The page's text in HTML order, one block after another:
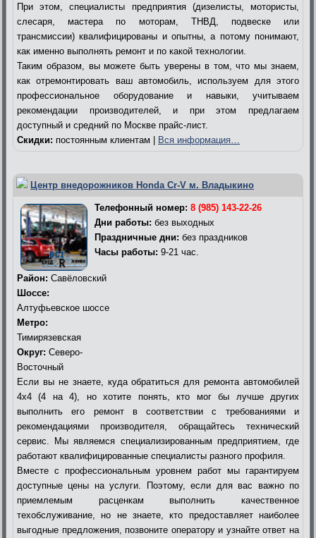
При этом, специалисты предприятия (дизелисты, мотористы,
слесаря, мастера по моторам, ТНВД, подвеске или
трансмиссии) квалифицированы и опытны, а потому понимают,
как именно выполнять ремонт и по какой технологии.
Таким образом, вы можете быть уверены в том, что мы знаем,
как отремонтировать ваш автомобиль, используем для этого
профессиональное оборудование и навыки, учитываем
рекомендации производителей, и при этом предлагаем
доступный и средний по Москве прайс-лист.
Скидки: постоянным клиентам | Вся информация…
Центр внедорожников Honda Cr-V м. Владыкино
Телефонный номер: 8 (985) 143-22-26
Дни работы: без выходных
Праздничные дни: без праздников
Часы работы: 9-21 час.
Район: Савёловский
Шоссе:
Алтуфьевское шоссе
Метро:
Тимирязевская
Округ: Северо-
Восточный
Если вы не знаете, куда обратиться для ремонта автомобилей
4х4 (4 на 4), но хотите понять, кто мог бы лучше других
выполнить его ремонт в соответствии с требованиями и
рекомендациями производителя, обращайтесь технический
сервис. Мы являемся специализированным предприятием, где
работают квалифицированные специалисты разного профиля.
Вместе с профессиональным уровнем работ мы гарантируем
доступные цены на услуги. Поэтому, если для вас важно по
приемлемым расценкам выполнить качественное
техобслуживание, но не знаете, кто предоставляет наиболее
выгодные предложения, позвоните оператору и узнайте ответ на